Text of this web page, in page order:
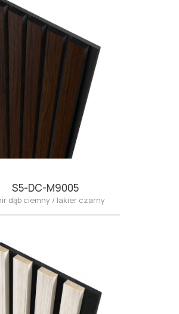
S5-DC-M9005
dąb ciemny / lakier czarny